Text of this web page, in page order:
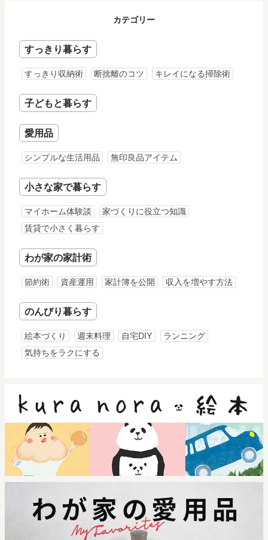
カテゴリー
すっきり暮らす
すっきり収納術 断捨離のコツ キレイになる掃除術
子どもと暮らす
愛用品
シンプルな生活用品 無印良品アイテム
小さな家で暮らす
マイホーム体験談
家づくりに役立つ知識
賃貸で小さく暮らす
わが家の家計術
節約術 資産運用 家計簿を公開 収入を増やす方法
のんびり暮らす
絵本づくり 週末料理 自宅DIY
ランニング
気持ちをラクにする